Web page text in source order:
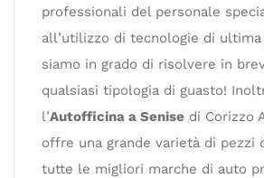
professionali del personale
all’utilizzo di tecnologie di ultima
siamo in grado di risolvere in
qualsiasi tipologia di guasto!
l’Autofficina a Senise di Corizzo
offre una grande varietà di pezzi
tutte le migliori marche di auto